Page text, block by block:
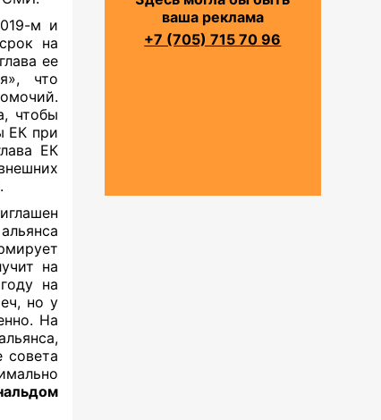
м и
на
ее
что
чтобы
ЕК при
ЕК
на
на
но у
На
совета
ваша реклама
+7 (705) 715 70 96